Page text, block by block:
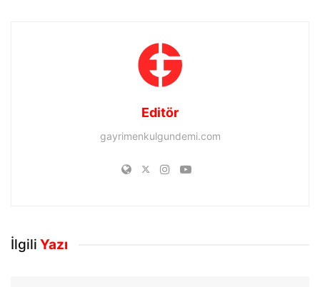
Editör
gayrimenkulgundemi.com
İlgili Yazı